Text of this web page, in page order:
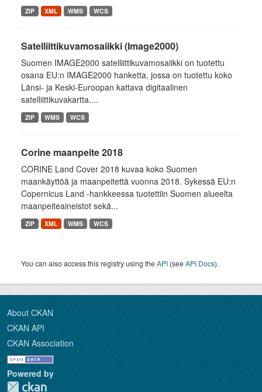
ZIP XML WMS WCS
Satelliittikuvamosaiikki (Image2000)
Suomen IMAGE2000 satelliittikuvamosaiikki on tuotettu
osana EU:n IMAGE2000 hanketta, jossa on tuotettu koko
Länsi- ja Keski-Euroopan kattava digitaalinen
satelliittikuvakartta....
ZIP WMS WCS
Corine maanpeite 2018
CORINE Land Cover 2018 kuvaa koko Suomen
maankäyttöä ja maanpeitettä vuonna 2018. Sykessä EU:n
Copernicus Land -hankkeessa tuotettiin Suomen alueelta
maanpeiteaineistot sekä...
ZIP XML WMS WCS
You can also access this registry using theAPI (seeAPI Docs).
About CKAN
CKAN API
CKAN Association
Powered by